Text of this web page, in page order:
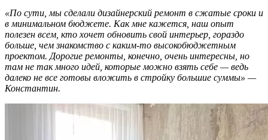
«По сути, мы сделали дизайнерский ремонт в сжатые сроки и
в минимальном бюджете. Как мне кажется, наш опыт
полезен всем, кто хочет обновить свой интерьер, гораздо
больше, чем знакомство с каким-то высокобюджетным
проектом. Дорогие ремонты, конечно, очень интересны, но
там не так много идей, которые можно взять себе — ведь
далеко не все готовы вложить в стройку большие суммы» —
Константин.